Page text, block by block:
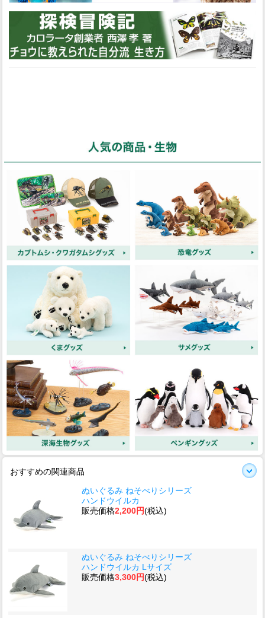
おすすめの関連商品
ぬいぐるみ ねそべりシリーズ
ハンドウイルカ
販売価格2,200円(税込)
ぬいぐるみ ねそべりシリーズ
ハンドウイルカ Lサイズ
販売価格3,300円(税込)